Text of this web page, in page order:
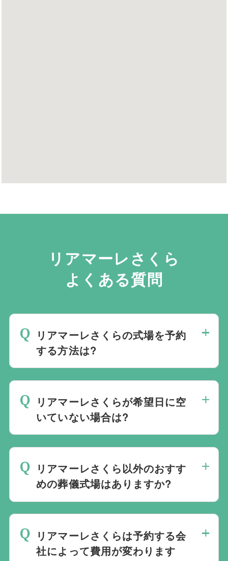
リアマーレさくら
よくある質問
リアマーレさくらの式場を予約
する方法は?
ご予約は葬儀社を通じたお手続きが必要で
す。万が一の際は、当社むすびすにご連絡
ください。式場のご予約はもちろん、ご搬
送・ご安置・ご葬儀・葬儀後の各種手続き
まで、すべて一貫してお手伝いいたしま
す。
リアマーレさくらが希望日に空
いていない場合は?
います。また、1都3県1220式場と提携し
ておりますので、葬儀を検討している地域
周辺の式場を無料でご案内することも可能
です。自社会館を持たないことで無理に自
社会館を勧めることなく柔軟にご提案がで
きます。
リアマーレさくら以外のおすす
めの葬儀式場はありますか?
すすめの式場をご紹介させていただきま
す。また、式場でご葬儀気を行うのが一般
リアマーレさくらは予約する会
社によって費用が変わります